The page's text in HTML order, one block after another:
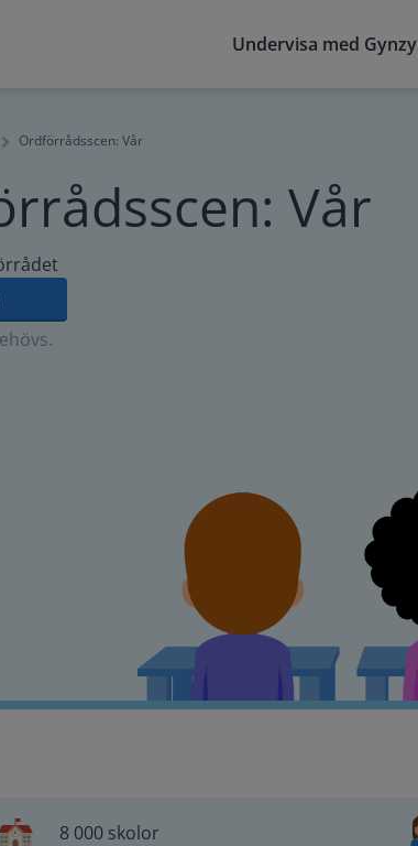
Undervisa med Gynzy
Ordförrådsscen: Vår
Vår
8 000 skolor